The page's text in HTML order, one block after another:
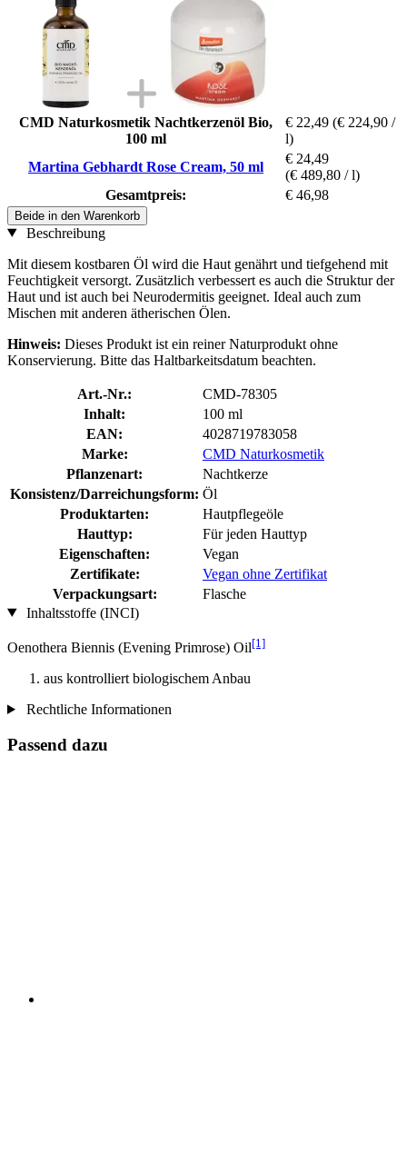
CMD Naturkosmetik Nachtkerzenöl Bio,
100 ml
€ 22,49 (€ 224,90 /
l)
Martina Gebhardt Rose Cream, 50 ml
€ 24,49
(€ 489,80 / l)
Gesamtpreis:
€ 46,98
Beide in den Warenkorb
Beschreibung
Mit diesem kostbaren Öl wird die Haut genährt und tiefgehend mit
Feuchtigkeit versorgt. Zusätzlich verbessert es auch die Struktur der
Haut und ist auch bei Neurodermitis geeignet. Ideal auch zum
Mischen mit anderen ätherischen Ölen.
Hinweis: Dieses Produkt ist ein reiner Naturprodukt ohne
Konservierung. Bitte das Haltbarkeitsdatum beachten.
Art.-Nr.:
CMD-78305
Inhalt:
100 ml
EAN:
4028719783058
Marke:
CMD Naturkosmetik
Pflanzenart:
Nachtkerze
Konsistenz/Darreichungsform: Öl
Produktarten:
Hautpflegeöle
Hauttyp:
Für jeden Hauttyp
Eigenschaften:
Vegan
Zertifikate:
Vegan ohne Zertifikat
Verpackungsart:
Flasche
Inhaltsstoffe (INCI)
Oenothera Biennis (Evening Primrose) Oil[1]
aus kontrolliert biologischem Anbau
Rechtliche Informationen
Passend dazu